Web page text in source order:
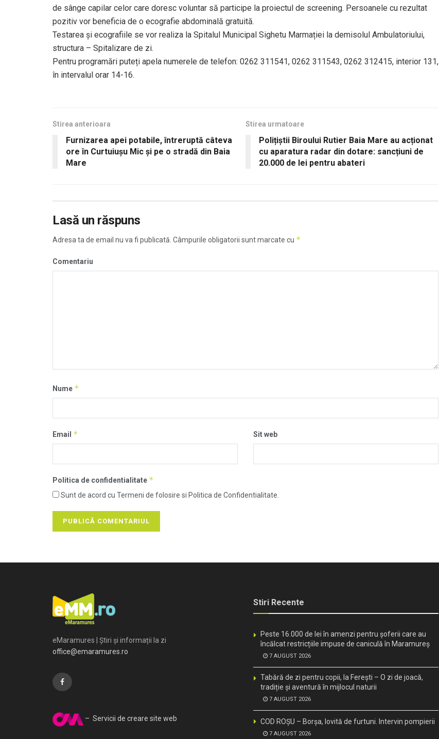
de sânge capilar celor care doresc voluntar să participe la proiectul de screening. Persoanele cu rezultat
pozitiv vor beneficia de o ecografie abdominală gratuită.
Testarea și ecografiile se vor realiza la Spitalul Municipal Sighetu Marmației la demisolul Ambulatoriului,
structura – Spitalizare de zi.
Pentru programări puteți apela numerele de telefon: 0262 311541, 0262 311543, 0262 312415, interior 131,
în intervalul orar 14-16.
Stirea anterioara
Furnizarea apei potabile, întreruptă câteva
ore în Curtuiușu Mic și pe o stradă din Baia
Mare
Stirea urmatoare
Polițiștii Biroului Rutier Baia Mare au acționat
cu aparatura radar din dotare: sancțiuni de
20.000 de lei pentru abateri
Lasă un răspuns
Adresa ta de email nu va fi publicată. Câmpurile obligatorii sunt marcate cu *
Comentariu
Nume *
Email * Sit web
Politica de confidentialitate *
Sunt de acord cu Termeni de folosire si Politica de Confidentialitate.
eMaramures | Știri și informații la zi
office@emaramures.ro
– Servicii de creare site web
Stiri Recente
Peste 16.000 de lei în amenzi pentru șoferii care au
încălcat restricțiile impuse de caniculă în Maramureș
7 AUGUST 2026
Tabără de zi pentru copii, la Ferești – O zi de joacă,
tradiție și aventură în mijlocul naturii
7 AUGUST 2026
COD ROȘU – Borșa, lovită de furtuni. Intervin pompierii
7 AUGUST 2026